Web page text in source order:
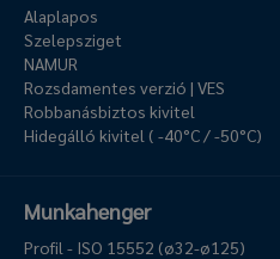
Alaplapos
Szelepsziget
NAMUR
Rozsdamentes verzió | VES
Robbanásbiztos kivitel
Hidegálló kivitel ( -40°C / -50°C)
Munkahenger
Profil - ISO 15552 (ø32-ø125)